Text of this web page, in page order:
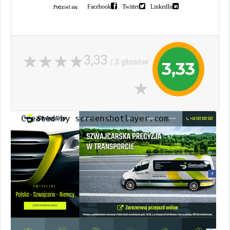
Podziel się: Facebook Twitter LinkedIn
3,33
3,33 / 3 głosów